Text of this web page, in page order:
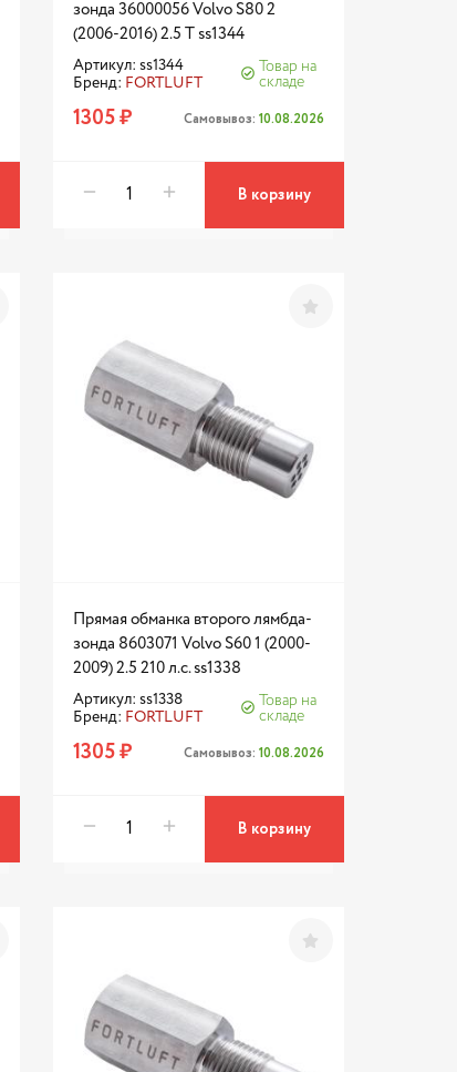
зонда 36000056 Volvo S80 2
(2006-2016) 2.5 T ss1344
Артикул: ss1344
Бренд: FORTLUFT
Товар на
складе
1305 ₽ Самовывоз: 10.08.2026
В корзину
Прямая обманка второго лямбда-
зонда 8603071 Volvo S60 1 (2000-
2009) 2.5 210 л.с. ss1338
Артикул: ss1338
Бренд: FORTLUFT
Товар на
складе
1305 ₽ Самовывоз: 10.08.2026
В корзину